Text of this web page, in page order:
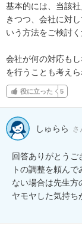
基本的には、当該
きつつ、会社に対
いう方法をご検討く
会社が何の対応も
を行うことも考え
役に立った 5
しゅらら さ
回答ありがとうご
トの調整を頼ん
ない場合は先生方
ヤモヤした気持ち